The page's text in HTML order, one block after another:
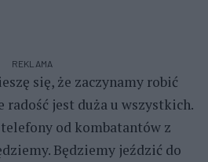
REKLAMA
się, że zaczynamy robić
radość jest duża u wszystkich.
od kombatantów z
Będziemy jeździć do